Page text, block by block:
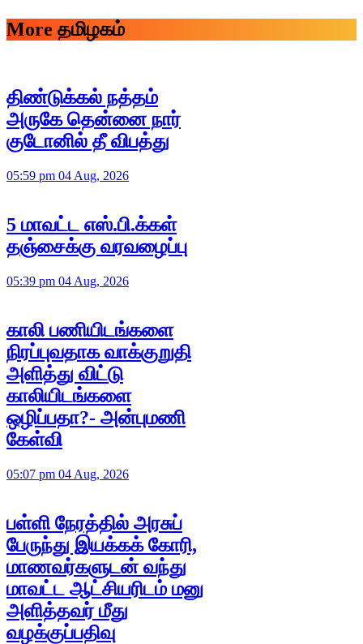
More தமிழகம்
திண்டுக்கல் நத்தம்
அருகே தென்னை நார்
குடோனில் தீ விபத்து
05:59 pm 04 Aug, 2026
5 மாவட்ட எஸ்.பி.க்கள்
தஞ்சைக்கு வரவழைப்பு
05:39 pm 04 Aug, 2026
காலி பணியிடங்களை
நிரப்புவதாக வாக்குறுதி
அளித்து விட்டு
காலியிடங்களை
ஒழிப்பதா?- அன்புமணி
கேள்வி
05:07 pm 04 Aug, 2026
பள்ளி நேரத்தில் அரசுப்
பேருந்து இயக்கக் கோரி,
மாணவர்களுடன் வந்து
மாவட்ட ஆட்சியரிடம் மனு
அளித்தவர் மீது
வழக்குப்பதிவு